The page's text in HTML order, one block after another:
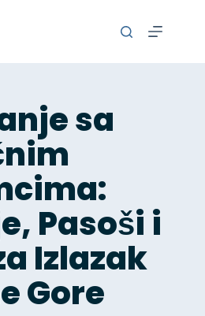
sa
Pasoši i
Izlazak
Gore